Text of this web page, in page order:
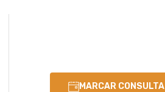
MARCAR CONSULTA